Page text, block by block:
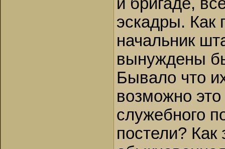
эскадры. Как
начальник
вынуждены
Бывало что
возможно
служебного
постели?